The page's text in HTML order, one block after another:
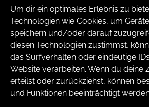
Um dir ein optimales Erlebnis zu
Technologien wie Cookies, um
speichern und/oder darauf
diesen Technologien zustimmst,
das Surfverhalten oder eindeutige
Website verarbeiten. Wenn du deine
erteilst oder zurückziehst, können
und Funktionen beeinträchtigt
https://www.youtube.com/
lcrc9pQTZDwH_UgH3VQ
Zurück